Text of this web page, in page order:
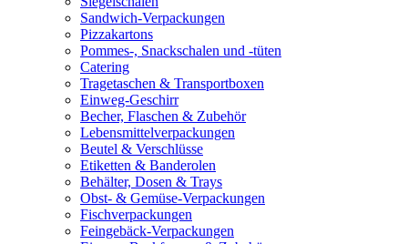
Sandwich-Verpackungen
Pizzakartons
Pommes-, Snackschalen und -tüten
Catering
Tragetaschen & Transportboxen
Einweg-Geschirr
Becher, Flaschen & Zubehör
Lebensmittelverpackungen
Beutel & Verschlüsse
Etiketten & Banderolen
Behälter, Dosen & Trays
Obst- & Gemüse-Verpackungen
Fischverpackungen
Feingebäck-Verpackungen